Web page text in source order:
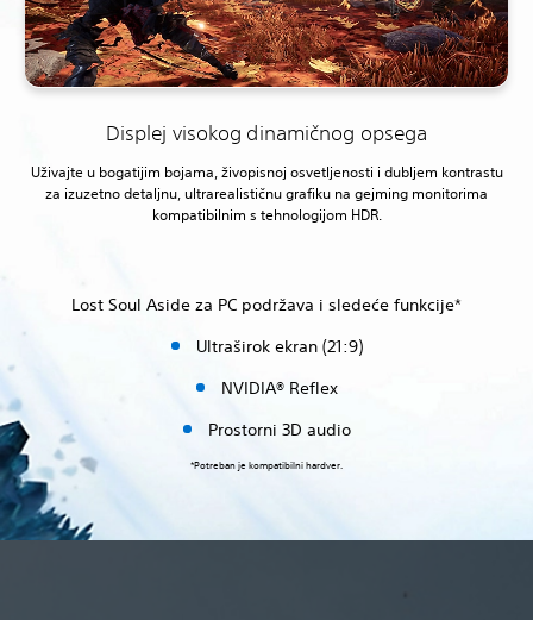
Displej visokog dinamičnog opsega
Uživajte u bogatijim bojama, živopisnoj osvetljenosti i dubljem kontrastu
za izuzetno detaljnu, ultrarealističnu grafiku na gejming monitorima
kompatibilnim s tehnologijom HDR.
Lost Soul Aside za PC podržava i sledeće funkcije*
Ultraširok ekran (21:9)
NVIDIA® Reflex
Prostorni 3D audio
*Potreban je kompatibilni hardver.